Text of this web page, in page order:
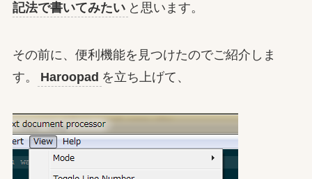
記法で書いてみたい と思います。
その前に、便利機能を見つけたのでご紹介しま
す。
Haroopad を立ち上げて、